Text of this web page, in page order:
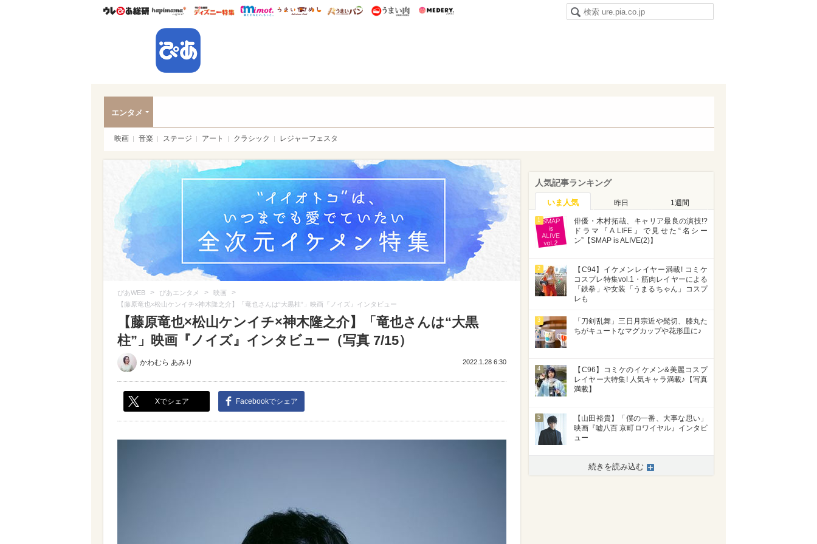
ウレぴあ総研ハピママ* ウレぴあ総研 ディズニー特集
mimot. うまいめし うまいパン うまい肉
エンタメ
映画 音楽 ステージ アート クラシック レジャーフェスタ
ぴあWEB > ぴあエンタメ > 映画 >
【藤原竜也×松山ケンイチ×神木隆之介】「竜也さんは“大黒柱”」映画『ノイズ』インタビュー
【藤原竜也×松山ケンイチ×神木隆之介】「竜也さんは“大黒
柱”」映画『ノイズ』インタビュー（写真 7/15）
かわむら あみり 2022.1.28 6:30
Xでシェア Facebookでシェア
人気記事ランキング
いま人気 昨日 1週間
1
俳優・木村拓哉、キャリア最良の演技!?
ドラマ『A LIFE』で見せた“名シー
ン”【SMAP is ALIVE(2)】
2
【C94】イケメンレイヤー満載! コミケ
コスプレ特集vol.1・筋肉レイヤーによる
「鉄拳」や女装「うまるちゃん」コスプ
レも
3
「刀剣乱舞」三日月宗近や髭切、膝丸た
ちがキュートなマグカップや花形皿に♪
4
【C96】コミケのイケメン&美麗コスプ
レイヤー大特集! 人気キャラ満載♪【写真
満載】
5
【山田裕貴】「僕の一番、大事な思い」
映画『嘘八百 京町ロワイヤル』インタビ
ュー
続きを読み込む